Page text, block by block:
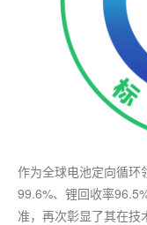
作为全球电池定向循环
99.6%、锂回收率
准，再次彰显了其在